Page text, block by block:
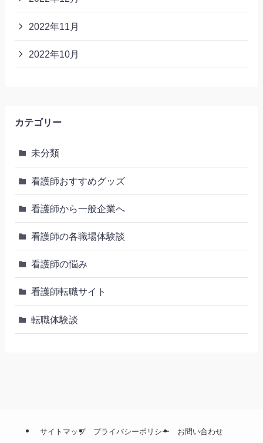
2022年11月
2022年10月
カテゴリー
未分類
看護師おすすめグッズ
看護師から一般企業へ
看護師の各職場体験談
看護師の悩み
看護師転職サイト
転職体験談
サイトマップ プライバシーポリシー お問い合わせ